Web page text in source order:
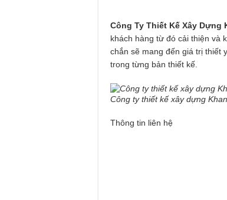
Công Ty Thiết Kế Xây Dựng
khách hàng từ đó cải thiện và
chắn sẽ mang đến giá trị thiết
trong từng bản thiết kế.
Công ty thiết kế xây dựng
Thông tin liên hệ